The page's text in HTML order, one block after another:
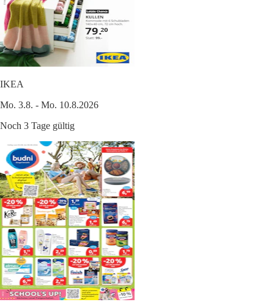
IKEA
Mo. 3.8. - Mo. 10.8.2026
Noch 3 Tage gültig